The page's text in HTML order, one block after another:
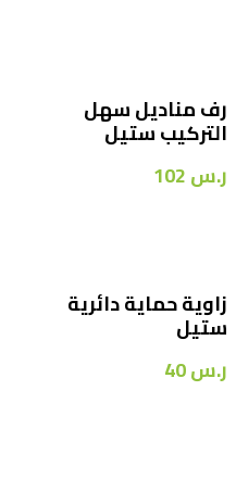
رف مناديل سهل
التركيب ستيل
ر.س102
زاوية حماية دائرية
ستيل
ر.س40